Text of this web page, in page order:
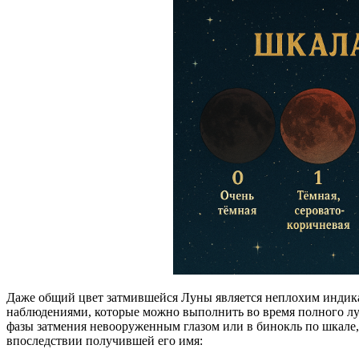
Даже общий цвет затмившейся Луны является неплохим
наблюдениями, которые можно выполнить во время полного
фазы затмения невооруженным глазом или в бинокль по
впоследствии получившей его имя: